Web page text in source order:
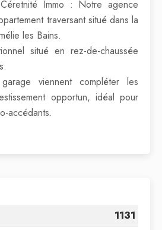
Céretnité Immo : Notre agence
traversant situé dans la
les Bains.
situé en rez-de-chaussée
viennent compléter les
opportun, idéal pour
accédants.
1131